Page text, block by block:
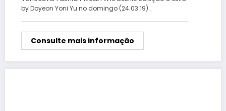
by Doyeon Yoni Yu no domingo (24.03.19)…
Consulte mais informação